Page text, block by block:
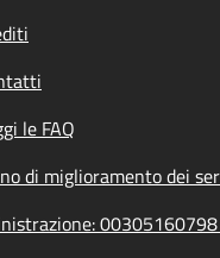
le FAQ
di miglioramento dei
00305160798